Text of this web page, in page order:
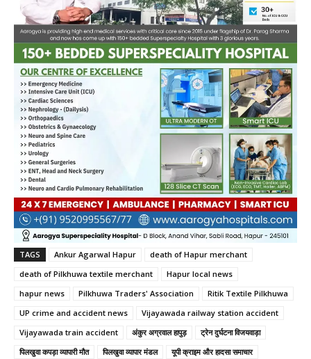
TAGS Ankur Agarwal Hapur
death of Hapur merchant
death of Pilkhuwa textile merchant
Hapur local news
hapur news
Pilkhuwa Traders' Association
Ritik Textile Pilkhuwa
UP crime and accident news
Vijayawada railway station accident
Vijayawada train accident
अंकुर अग्रवाल हापुड़
ट्रेन दुर्घटना विजयवाड़ा
पिलखुवा कपड़ा व्यापारी मौत
पिलखुवा व्यापार मंडल
यूपी क्राइम और हादसा समाचार